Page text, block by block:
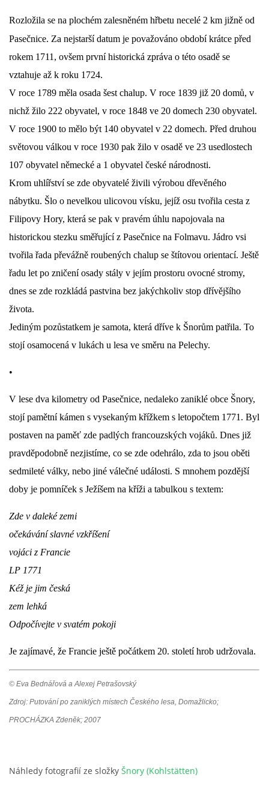
DŮL NA SLÍDU (NA KOLE)
Kontakt:
tel. 773 916 275
--------------------------------------------------------------
města Domažlice.
© 2026 eStránky.cz |Aktualizováno: 17. 7. 2026|Nahoru ↑
Rozložila se na plochém zalesněném hřbetu necelé 2 km jižně od
Pasečnice. Za nejstarší datum je považováno období krátce před
rokem 1711, ovšem první historická zpráva o této osadě se
vztahuje až k roku 1724.
V roce 1789 měla osada šest chalup. V roce 1839 již 20 domů, v
nichž žilo 222 obyvatel, v roce 1848 ve 20 domech 230 obyvatel.
V roce 1900 to mělo být 140 obyvatel v 22 domech. Před druhou
světovou válkou v roce 1930 pak žilo v osadě ve 23 usedlostech
107 obyvatel německé a 1 obyvatel české národnosti.
Krom uhlířství se zde obyvatelé živili výrobou dřevěného
nábytku. Šlo o nevelkou ulicovou vísku, jejíž osu tvořila cesta z
Filipovy Hory, která se pak v pravém úhlu napojovala na
historickou stezku směřující z Pasečnice na Folmavu. Jádro vsi
tvořila řada převážně roubených chalup se štítovou orientací. Ještě
řadu let po zničení osady stály v jejím prostoru ovocné stromy,
dnes se zde rozkládá pastvina bez jakýchkoliv stop dřívějšího
života.
Jediným pozůstatkem je samota, která dříve k Šnorům patřila. To
stojí osamocená v lukách u lesa ve směru na Pelechy.
•
V lese dva kilometry od Pasečnice, nedaleko zaniklé obce Šnory,
stojí pamětní kámen s vysekaným křížkem s letopočtem 1771. Byl
postaven na paměť zde padlých francouzských vojáků. Dnes již
pravděpodobně nezjistíme, co se zde odehrálo, zda to jsou oběti
sedmileté války, nebo jiné válečné události. S mnohem pozdější
doby je pomníček s Ježíšem na kříži a tabulkou s textem:
Zde v daleké zemi
očekávání slavné vzkříšení
vojáci z Francie
LP 1771
Kéž je jim česká
zem lehká
Odpočívejte v svatém pokoji
Je zajímavé, že Francie ještě počátkem 20. století hrob udržovala.
© Eva Bednářová a Alexej Petrašovský
Zdroj: Putování po zaniklých místech Českého lesa, Domažlicko;
PROCHÁZKA Zdeněk; 2007
Náhledy fotografií ze složky Šnory (Kohlstätten)